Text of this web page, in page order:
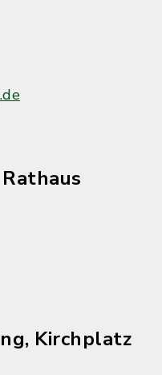
Kirchplatz